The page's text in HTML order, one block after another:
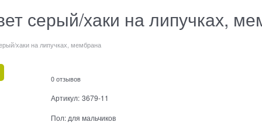
серый/хаки на липучках,
хаки на липучках, мембрана
0 отзывов
Артикул: 3679-11
Пол: для мальчиков